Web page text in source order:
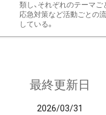
類し、それぞれのテーマ
応急対策など活動ごとの
している。
最終更新日
2026/03/31